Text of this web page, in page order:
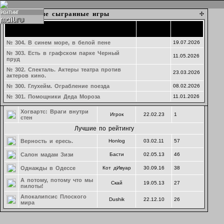
Набор в игру
Озеро ЛжеКомо
24.07.2026
Маф-Наволок. Молочный день 19.05.2026
Текущие игры
Партия 293. тест
20.02.2025
Подготовка затравок к играм
Последние предложения
Курорт на озере Лжекомо Ры
гугеноты среди нас MrStryde 22.04.26 20
Безумный день, или
женитьба Фигаро
Егор 01.06.24 0
Комитет общественного
спасения в нейросети
0
Хогвартс: Враги внутри
стен
Игрок 22.02.23 1
Лучшие по рейтингу
Верность и ересь. Honlog 03.02.11 57
Салон мадам Зизи Басти 02.05.13 46
Однажды в Одессе Кот дИвуар 30.09.16 38
А потому, потому что мы
пилоты!
Скай 19.05.13 27
Апокалипсис Плоского
мира
Dushik 22.12.10 26
Последние сыгранные игры
№ 304. В синем море, в белой пене
19.07.2026
№ 303. Есть в графском парке Черный
пруд
11.05.2026
№ 302. Спекталь. Актеры театра против
актеров кино.
23.03.2026
№ 300. Глухейм. Ограбление поезда 08.02.2026
№ 301. Помощники Деда Мороза 11.01.2026